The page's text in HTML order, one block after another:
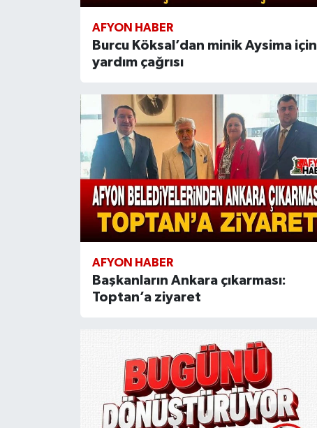
AFYON HABER
Burcu Köksal’dan minik Aysima için
yardım çağrısı
AFYON HABER
Başkanların Ankara çıkarması:
Toptan’a ziyaret